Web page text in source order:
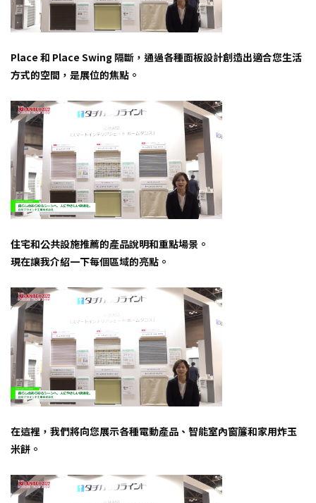
Place 和 Place Swing 隔斷，通過各種面板設計創造出適合您生活
方式的空間，是展位的焦點。
住宅和公共設施推薦的產品說明和重點場景。
現在讓我介紹一下每個區域的亮點。
在這裡，我們將向您展示各種電動產品、智能室內窗簾和家用炸玉
米餅。